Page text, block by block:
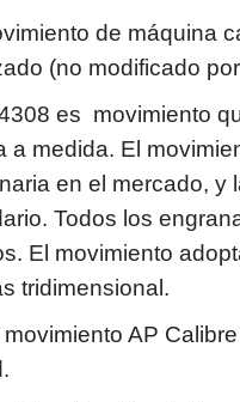
de máquina
(no modificado
es movimiento
a medida. El
en el mercado, y
Todos los
El movimiento
tridimensional.
AP